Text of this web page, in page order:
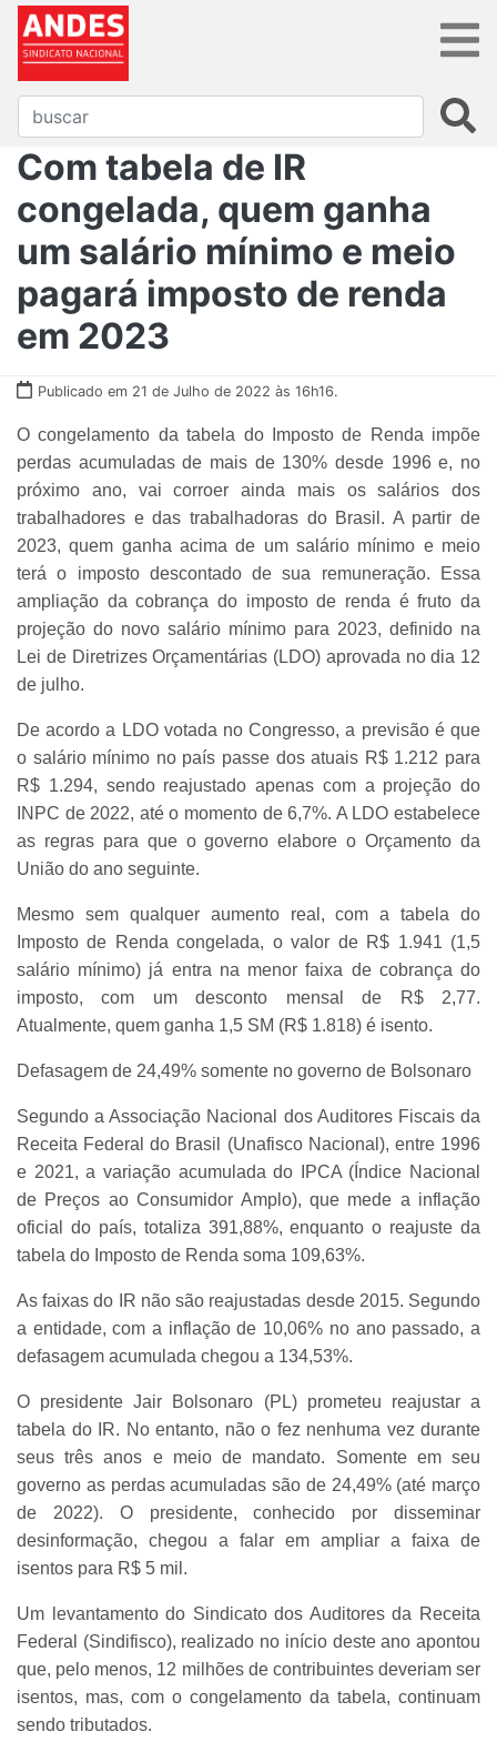
Com tabela de IR
congelada, quem ganha
um salário mínimo e meio
pagará imposto de renda
em 2023
Publicado em 21 de Julho de 2022 às 16h16.
O congelamento da tabela do Imposto de Renda impõe
perdas acumuladas de mais de 130% desde 1996 e, no
próximo ano, vai corroer ainda mais os salários dos
trabalhadores e das trabalhadoras do Brasil. A partir de
2023, quem ganha acima de um salário mínimo e meio
terá o imposto descontado de sua remuneração. Essa
ampliação da cobrança do imposto de renda é fruto da
projeção do novo salário mínimo para 2023, definido na
Lei de Diretrizes Orçamentárias (LDO) aprovada no dia 12
de julho.
De acordo a LDO votada no Congresso, a previsão é que
o salário mínimo no país passe dos atuais R$ 1.212 para
R$ 1.294, sendo reajustado apenas com a projeção do
INPC de 2022, até o momento de 6,7%. A LDO estabelece
as regras para que o governo elabore o Orçamento da
União do ano seguinte.
Mesmo sem qualquer aumento real, com a tabela do
Imposto de Renda congelada, o valor de R$ 1.941 (1,5
salário mínimo) já entra na menor faixa de cobrança do
imposto, com um desconto mensal de R$ 2,77.
Atualmente, quem ganha 1,5 SM (R$ 1.818) é isento.
Defasagem de 24,49% somente no governo de Bolsonaro
Segundo a Associação Nacional dos Auditores Fiscais da
Receita Federal do Brasil (Unafisco Nacional), entre 1996
e 2021, a variação acumulada do IPCA (Índice Nacional
de Preços ao Consumidor Amplo), que mede a inflação
oficial do país, totaliza 391,88%, enquanto o reajuste da
tabela do Imposto de Renda soma 109,63%.
As faixas do IR não são reajustadas desde 2015. Segundo
a entidade, com a inflação de 10,06% no ano passado, a
defasagem acumulada chegou a 134,53%.
O presidente Jair Bolsonaro (PL) prometeu reajustar a
tabela do IR. No entanto, não o fez nenhuma vez durante
seus três anos e meio de mandato. Somente em seu
governo as perdas acumuladas são de 24,49% (até março
de 2022). O presidente, conhecido por disseminar
desinformação, chegou a falar em ampliar a faixa de
isentos para R$ 5 mil.
Um levantamento do Sindicato dos Auditores da Receita
Federal (Sindifisco), realizado no início deste ano apontou
que, pelo menos, 12 milhões de contribuintes deveriam ser
isentos, mas, com o congelamento da tabela, continuam
sendo tributados.